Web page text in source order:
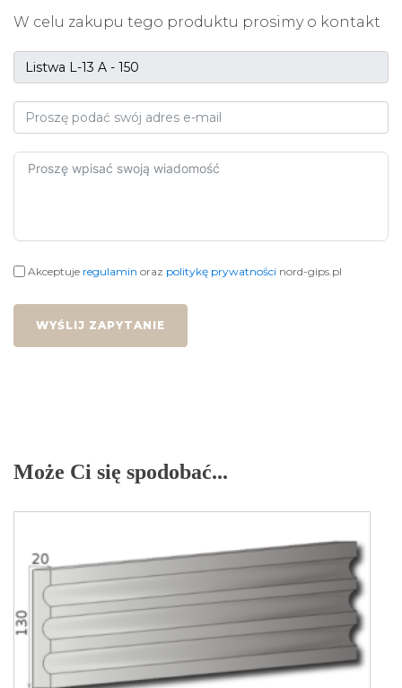
W celu zakupu tego produktu prosimy o kontakt
Akceptuje regulamin oraz politykę prywatności nord-gips.pl
WYŚLIJ ZAPYTANIE
Może Ci się spodobać...